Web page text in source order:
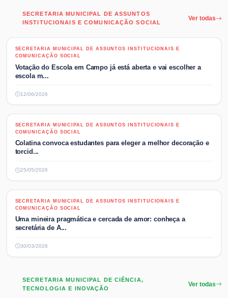
SECRETARIA MUNICIPAL DE ASSUNTOS
INSTITUCIONAIS E COMUNICAÇÃO SOCIAL
Ver todas
SECRETARIA MUNICIPAL DE ASSUNTOS INSTITUCIONAIS E
COMUNICAÇÃO SOCIAL
SECRETARIA MUNICIPAL DE ASSUNTOS INSTITUCIONAIS E
COMUNICAÇÃO SOCIAL
Votação do Escola em Campo já está aberta e vai escolher a
escola m...
12/06/2026
SECRETARIA MUNICIPAL DE ASSUNTOS INSTITUCIONAIS E
COMUNICAÇÃO SOCIAL
SECRETARIA MUNICIPAL DE ASSUNTOS INSTITUCIONAIS E
COMUNICAÇÃO SOCIAL
Colatina convoca estudantes para eleger a melhor decoração e
torcid...
25/05/2026
SECRETARIA MUNICIPAL DE ASSUNTOS INSTITUCIONAIS E
COMUNICAÇÃO SOCIAL
SECRETARIA MUNICIPAL DE ASSUNTOS INSTITUCIONAIS E
COMUNICAÇÃO SOCIAL
Uma mineira pragmática e cercada de amor: conheça a
secretária de A...
30/03/2026
SECRETARIA MUNICIPAL DE CIÊNCIA,
TECNOLOGIA E INOVAÇÃO
Ver todas